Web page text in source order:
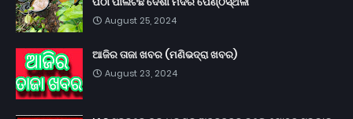
August 25, 2024
ଆଜିର ତାଜା ଖବର (ମଣିଭଦ୍ରା ଖବର)
August 23, 2024